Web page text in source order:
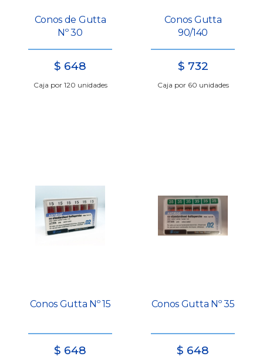
Conos de Gutta
Nº 30
$ 648
Caja por 120 unidades
Conos Gutta
90/140
$ 732
Caja por 60 unidades
Conos Gutta Nº 15
$ 648
Conos Gutta Nº 35
$ 648